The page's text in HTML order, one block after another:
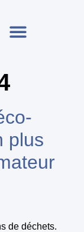
plus
de déchets.